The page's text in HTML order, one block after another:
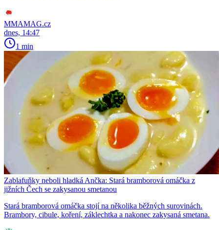
MMAMAG.cz
dnes, 14:47
1 min
Zablafuňky neboli hladká Ančka: Stará bramborová omáčka z
jižních Čech se zakysanou smetanou
Stará bramborová omáčka stojí na několika běžných surovinách.
Brambory, cibule, koření, záklechtka a nakonec zakysaná smetana.